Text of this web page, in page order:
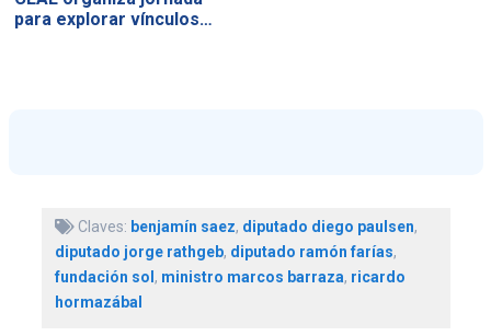
para explorar vínculos…
Claves: benjamín saez, diputado diego paulsen,
diputado jorge rathgeb, diputado ramón farías,
fundación sol, ministro marcos barraza, ricardo
hormazábal